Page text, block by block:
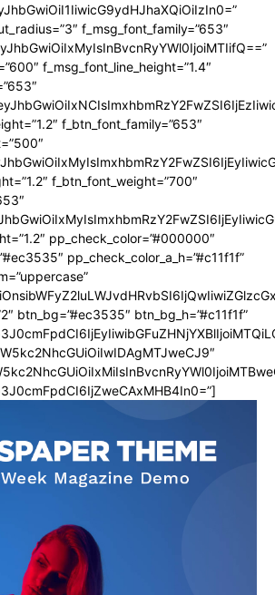
f_msg_font_family=”653″
f_msg_font_line_height=”1.4″
f_btn_font_family=”653″
f_btn_font_weight=”700″
pp_check_color=”#000000″
pp_check_color_a_h=”#c11f1f”
btn_bg=”#ec3535″ btn_bg_h=”#c11f1f”